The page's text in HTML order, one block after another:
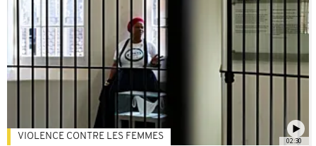
02:30
VIOLENCE CONTRE LES FEMMES